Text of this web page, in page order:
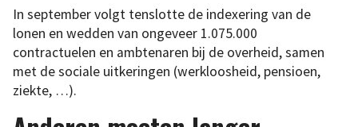
In september volgt tenslotte de indexering van de
lonen en wedden van ongeveer 1.075.000
contractuelen en ambtenaren bij de overheid, samen
met de sociale uitkeringen (werkloosheid, pensioen,
ziekte, …).